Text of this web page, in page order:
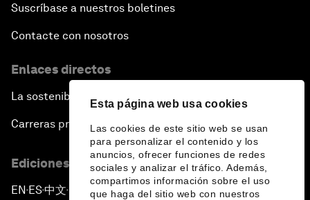
Esta página web usa cookies
Las cookies de este sitio web se usan
para personalizar el contenido y los
anuncios, ofrecer funciones de redes
sociales y analizar el tráfico. Además,
compartimos información sobre el uso
que haga del sitio web con nuestros
Suscríbase a nuestros boletines
Contacte con nosotros
Enlaces directos
La sostenibilidad en el Foro
Carreras profesionales
Ediciones en otros idiomas
EN ▪ES▪中文▪ 日本語